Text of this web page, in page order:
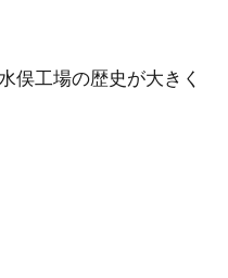
俣工場の歴史が大きく